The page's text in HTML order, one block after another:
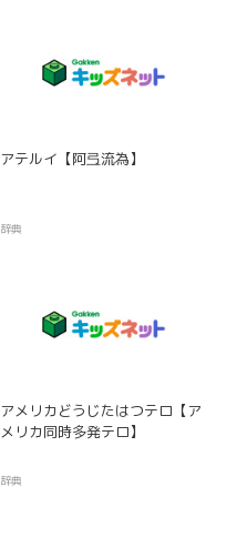
アテルイ【阿弖流為】
辞典
アメリカどうじたはつテロ【ア
メリカ同時多発テロ】
辞典